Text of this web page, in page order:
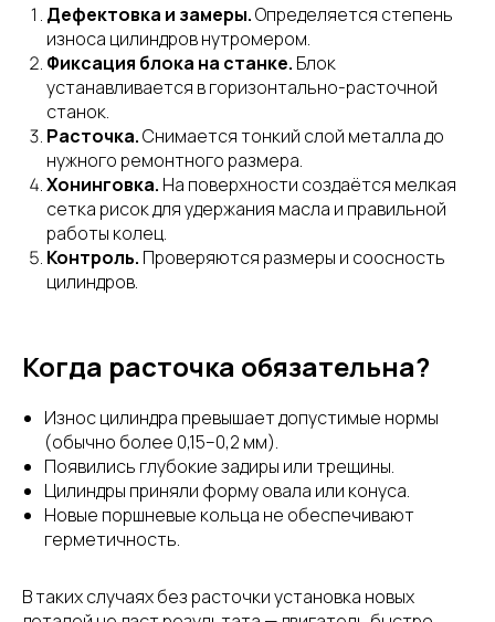
Дефектовка и замеры.Определяется степень
износа цилиндров нутромером.
Фиксация блока на станке. Блок
устанавливается в горизонтально-расточной
станок.
Расточка.Снимается тонкий слой металла до
нужного ремонтного размера.
Хонинговка. На поверхности создаётся мелкая
сетка рисок для удержания масла и правильной
работы колец.
Контроль. Проверяются размеры и соосность
цилиндров.
Когда расточка обязательна?
Износ цилиндра превышает допустимые нормы
(обычно более 0,15–0,2 мм).
Появились глубокие задиры или трещины.
Цилиндры приняли форму овала или конуса.
Новые поршневые кольца не обеспечивают
герметичность.
В таких случаях без расточки установка новых